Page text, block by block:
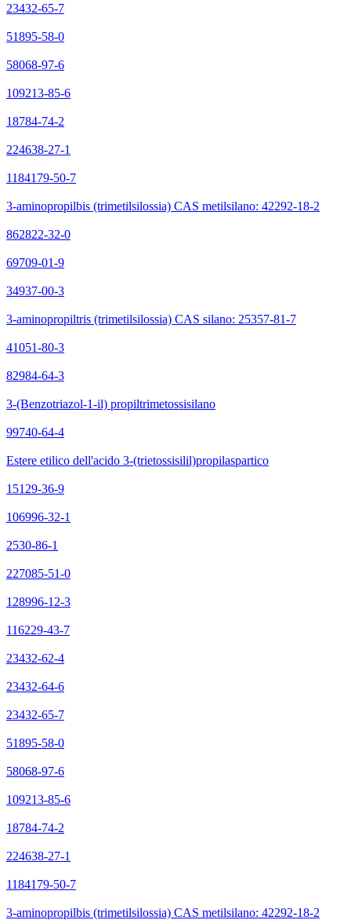
23432-65-7
51895-58-0
58068-97-6
109213-85-6
18784-74-2
224638-27-1
1184179-50-7
3-aminopropilbis (trimetilsilossia) CAS metilsilano: 42292-18-2
862822-32-0
69709-01-9
34937-00-3
3-aminopropiltris (trimetilsilossia) CAS silano: 25357-81-7
41051-80-3
82984-64-3
3-(Benzotriazol-1-il) propiltrimetossisilano
99740-64-4
Estere etilico dell'acido 3-(trietossisilil)propilaspartico
15129-36-9
106996-32-1
2530-86-1
227085-51-0
128996-12-3
116229-43-7
23432-62-4
23432-64-6
23432-65-7
51895-58-0
58068-97-6
109213-85-6
18784-74-2
224638-27-1
1184179-50-7
3-aminopropilbis (trimetilsilossia) CAS metilsilano: 42292-18-2